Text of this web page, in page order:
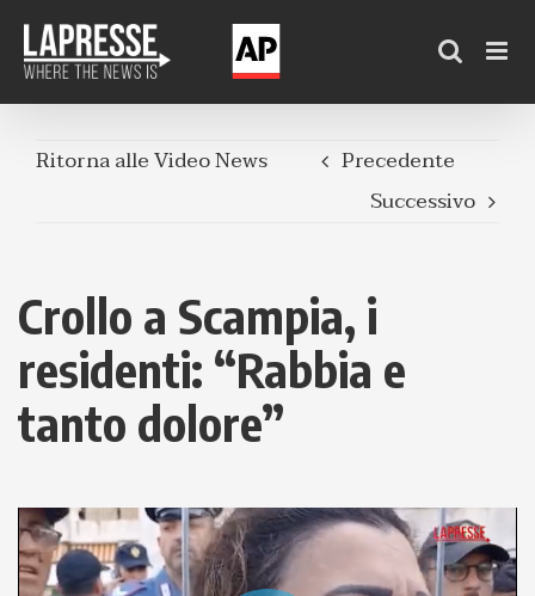
contenuto
Ritorna alle Video News
Precedente
Successivo
Crollo a Scampia, i
residenti: “Rabbia e
tanto dolore”